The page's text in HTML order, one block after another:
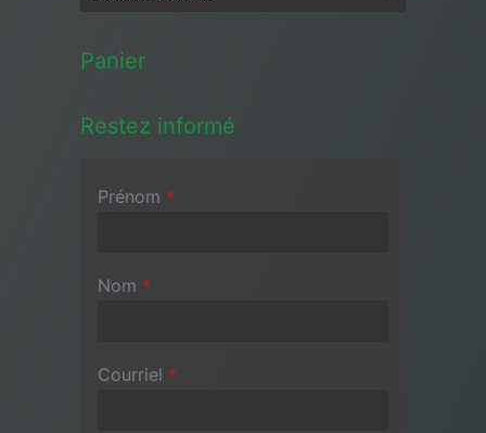
Panier
Restez informé
Prénom *
Nom *
Courriel *